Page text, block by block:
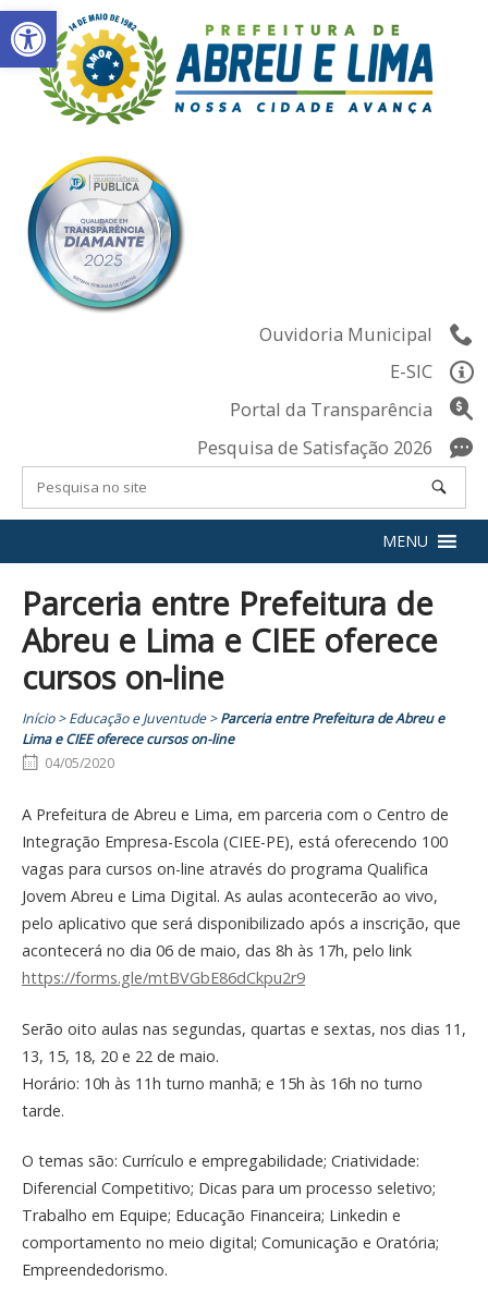
Abrir a barra de ferramentas
Skip
to
content
Ouvidoria Municipal
E-SIC
Portal da Transparência
Pesquisa de Satisfação 2026
MENU
Parceria entre Prefeitura de
Abreu e Lima e CIEE oferece
cursos on-line
Início>Educação e Juventude>Parceria entre Prefeitura de Abreu e
Lima e CIEE oferece cursos on-line
04/05/2020
A Prefeitura de Abreu e Lima, em parceria com o Centro de
Integração Empresa-Escola (CIEE-PE), está oferecendo 100
vagas para cursos on-line através do programa Qualifica
Jovem Abreu e Lima Digital. As aulas acontecerão ao vivo,
pelo aplicativo que será disponibilizado após a inscrição, que
acontecerá no dia 06 de maio, das 8h às 17h, pelo link
https://forms.gle/mtBVGbE86dCkpu2r9
Serão oito aulas nas segundas, quartas e sextas, nos dias 11,
13, 15, 18, 20 e 22 de maio.
Horário: 10h às 11h turno manhã; e 15h às 16h no turno
tarde.
O temas são: Currículo e empregabilidade; Criatividade:
Diferencial Competitivo; Dicas para um processo seletivo;
Trabalho em Equipe; Educação Financeira; Linkedin e
comportamento no meio digital; Comunicação e Oratória;
Empreendedorismo.